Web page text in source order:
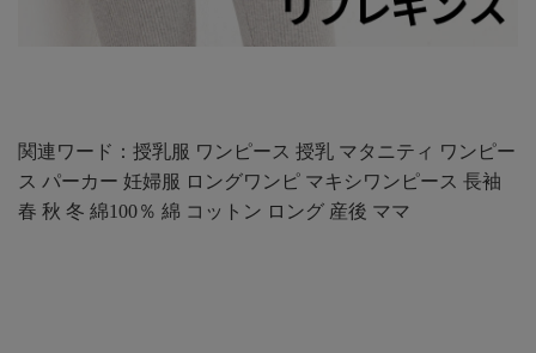
関連ワード：授乳服 ワンピース 授乳 マタニティ ワンピー
ス パーカー 妊婦服 ロングワンピ マキシワンピース 長袖
春 秋 冬 綿100％ 綿 コットン ロング 産後 ママ